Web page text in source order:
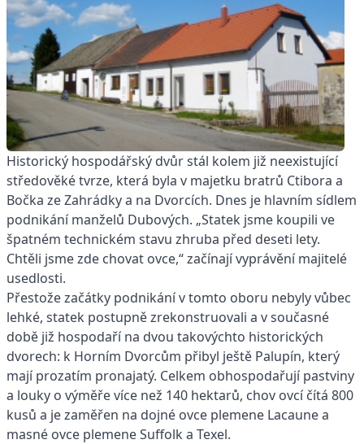
Historický hospodářský dvůr stál kolem již neexistující
středověké tvrze, která byla v majetku bratrů Ctibora a
Bočka ze Zahrádky a na Dvorcích. Dnes je hlavním sídlem
podnikání manželů Dubových. „Statek jsme koupili ve
špatném technickém stavu zhruba před deseti lety.
Chtěli jsme zde chovat ovce,“ začínají vyprávění majitelé
usedlosti.
Přestože začátky podnikání v tomto oboru nebyly vůbec
lehké, statek postupně zrekonstruovali a v současné
době již hospodaří na dvou takovýchto historických
dvorech: k Horním Dvorcům přibyl ještě Palupín, který
mají prozatím pronajatý. Celkem obhospodařují pastviny
a louky o výměře více než 140 hektarů, chov ovcí čítá 800
kusů a je zaměřen na dojné ovce plemene Lacaune a
masné ovce plemene Suffolk a Texel.